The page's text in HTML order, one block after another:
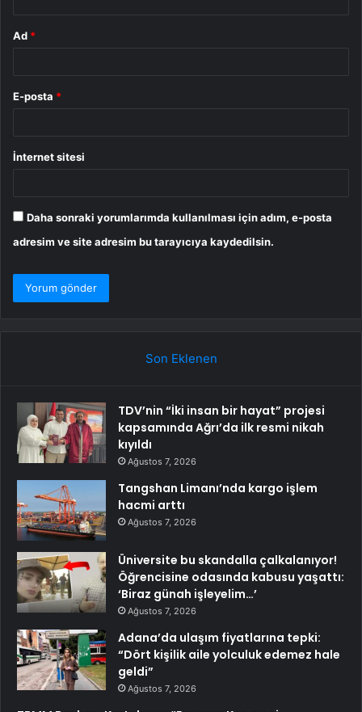
Ad *
E-posta *
İnternet sitesi
Daha sonraki yorumlarımda kullanılması için adım, e-posta
adresim ve site adresim bu tarayıcıya kaydedilsin.
Son Eklenen
TDV’nin “İki insan bir hayat” projesi
kapsamında Ağrı’da ilk resmi nikah
kıyıldı
Ağustos 7, 2026
Tangshan Limanı’nda kargo işlem
hacmi arttı
Ağustos 7, 2026
Üniversite bu skandalla çalkalanıyor!
Öğrencisine odasında kabusu yaşattı:
‘Biraz günah işleyelim…’
Ağustos 7, 2026
Adana’da ulaşım fiyatlarına tepki:
“Dört kişilik aile yolculuk edemez hale
geldi”
Ağustos 7, 2026